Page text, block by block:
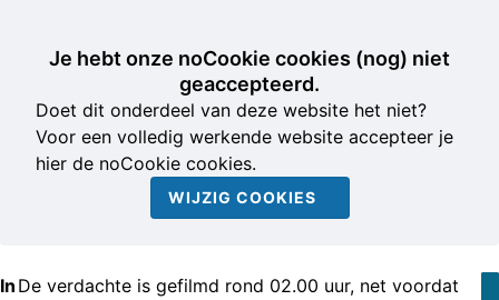
Je hebt onze noCookie cookies (nog) niet
geaccepteerd.
Doet dit onderdeel van deze website het niet?
Voor een volledig werkende website accepteer je
hier de noCookie cookies.
WIJZIG COOKIES
In De verdachte is gefilmd rond 02.00 uur, net voordat